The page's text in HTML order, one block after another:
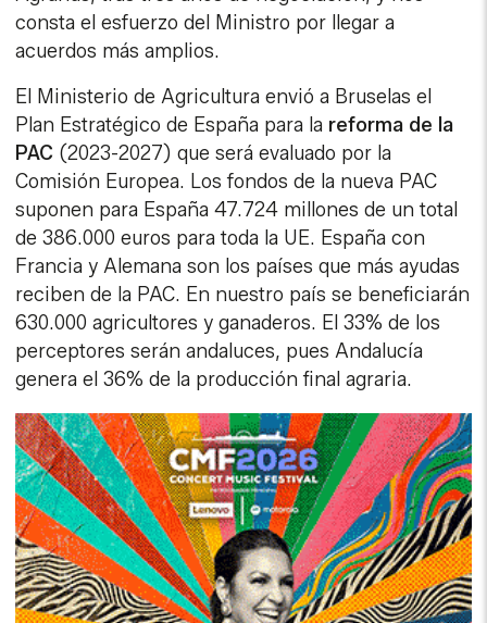
consta el esfuerzo del Ministro por llegar a
acuerdos más amplios.
El Ministerio de Agricultura envió a Bruselas el
Plan Estratégico de España para la reforma de la
PAC (2023-2027) que será evaluado por la
Comisión Europea. Los fondos de la nueva PAC
suponen para España 47.724 millones de un total
de 386.000 euros para toda la UE. España con
Francia y Alemana son los países que más ayudas
reciben de la PAC. En nuestro país se beneficiarán
630.000 agricultores y ganaderos. El 33% de los
perceptores serán andaluces, pues Andalucía
genera el 36% de la producción final agraria.